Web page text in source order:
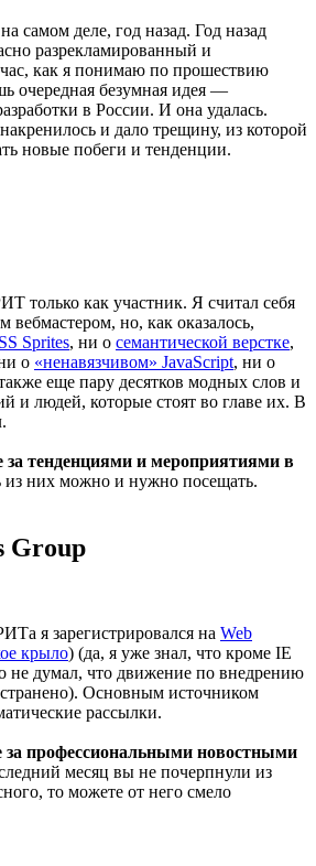
самом деле, год назад. Год назад
разрекламированный и
как я понимаю по прошествию
очередная безумная идея —
в России. И она удалась.
и дало трещину, из которой
новые побеги и тенденции.
только как участник. Я считал себя
вебмастером, но, как оказалось,
Sprites, ни о семантической верстке,
о «ненавязчивом» JavaScript, ни о
еще пару десятков модных слов и
и людей, которые стоят во главе их. В
за тенденциями и мероприятиями в
из них можно и нужно посещать.
Group
я зарегистрировался на Web
крыло) (да, я уже знал, что кроме IE
не думал, что движение по внедрению
Основным источником
рассылки.
за профессиональными новостными
месяц вы не почерпнули из
то можете от него смело